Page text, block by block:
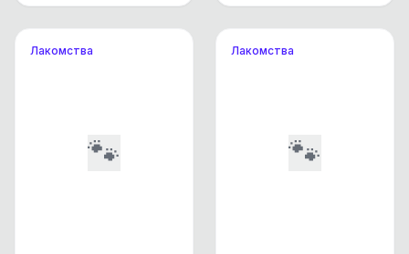
Лакомства
🐾
Лакомства
🐾